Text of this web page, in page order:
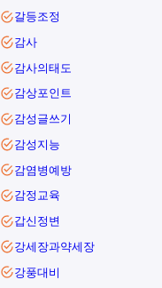
갈등조정
감사
감사의태도
감상포인트
감성글쓰기
감성지능
감염병예방
감정교육
갑신정변
강세장과약세장
강풍대비